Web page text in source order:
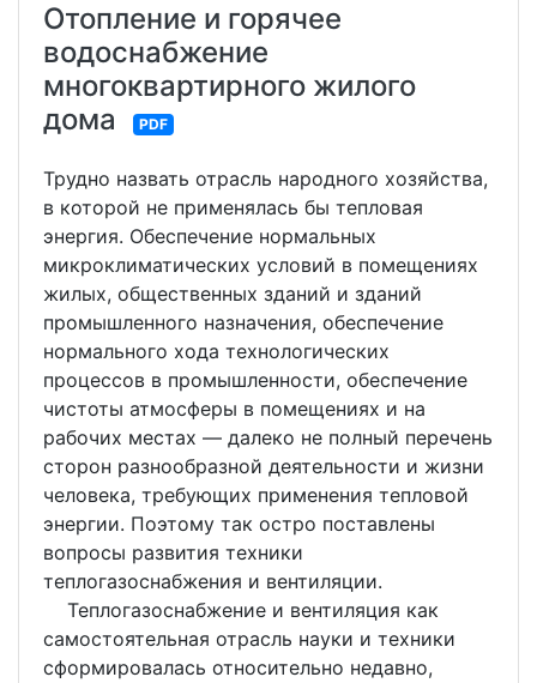
Отопление и горячее
водоснабжение
многоквартирного жилого
дома
PDF
Трудно назвать отрасль народного хозяйства,
в которой не применялась бы тепловая
энергия. Обеспечение нормальных
микроклиматических условий в помещениях
жилых, общественных зданий и зданий
промышленного назначения, обеспечение
нормального хода технологических
процессов в промышленности, обеспечение
чистоты атмосферы в помещениях и на
рабочих местах — далеко не полный перечень
сторон разнообразной деятельности и жизни
человека, требующих применения тепловой
энергии. Поэтому так остро поставлены
вопросы развития техники
теплогазоснабжения и вентиляции.
Теплогазоснабжение и вентиляция как
самостоятельная отрасль науки и техники
сформировалась относительно недавно,